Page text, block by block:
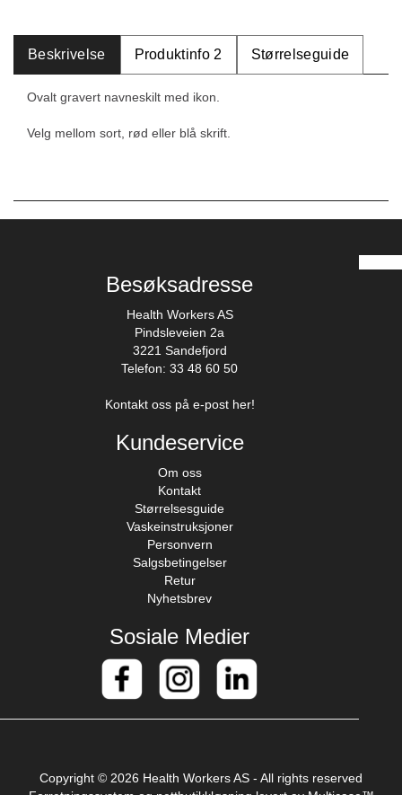
Beskrivelse Produktinfo 2 Størrelseguide
Ovalt gravert navneskilt med ikon.
Velg mellom sort, rød eller blå skrift.
Besøksadresse
Health Workers AS
Pindsleveien 2a
3221 Sandefjord
Telefon: 33 48 60 50
Kontakt oss på e-post her!
Kundeservice
Om oss
Kontakt
Størrelsesguide
Vaskeinstruksjoner
Personvern
Salgsbetingelser
Retur
Nyhetsbrev
Sosiale Medier
Copyright © 2026 Health Workers AS - All rights reserved